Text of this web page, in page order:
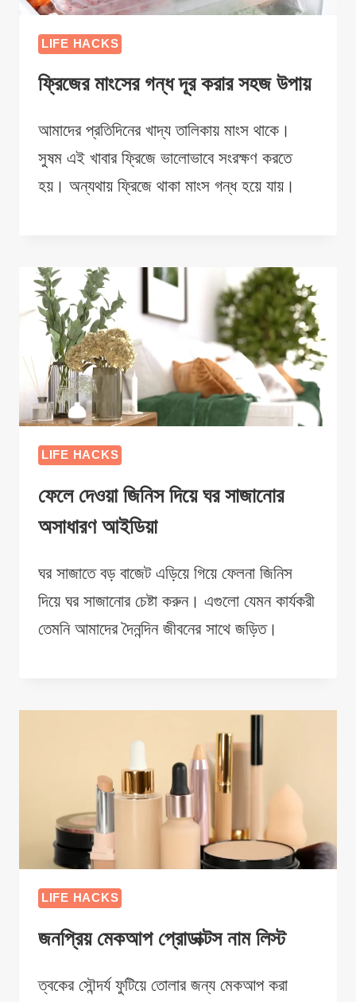
LIFE HACKS
ফ্রিজের মাংসের গন্ধ দূর করার সহজ উপায়
আমাদের প্রতিদিনের খাদ্য তালিকায় মাংস থাকে।
সুষম এই খাবার ফ্রিজে ভালোভাবে সংরক্ষণ করতে
হয়। অন্যথায় ফ্রিজে থাকা মাংস গন্ধ হয়ে যায়।
LIFE HACKS
ফেলে দেওয়া জিনিস দিয়ে ঘর সাজানোর
অসাধারণ আইডিয়া
ঘর সাজাতে বড় বাজেট এড়িয়ে গিয়ে ফেলনা জিনিস
দিয়ে ঘর সাজানোর চেষ্টা করুন। এগুলো যেমন কার্যকরী
তেমনি আমাদের দৈনন্দিন জীবনের সাথে জড়িত।
LIFE HACKS
জনপ্রিয় মেকআপ প্রোডাক্টস নাম লিস্ট
ত্বকের সৌন্দর্য ফুটিয়ে তোলার জন্য মেকআপ করা